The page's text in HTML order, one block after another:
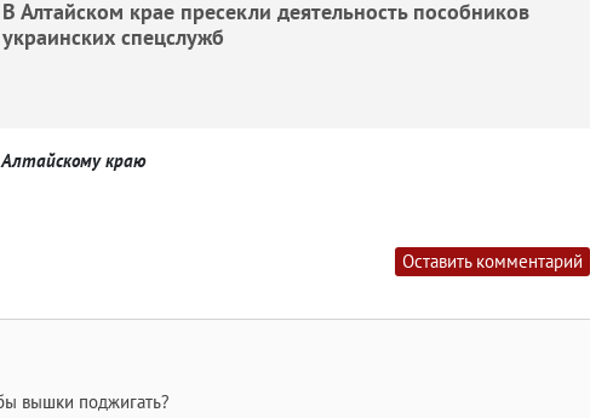
В Алтайском крае пресекли деятельность пособников
украинских спецслужб
краю
Оставить комментарий
вышки поджигать?